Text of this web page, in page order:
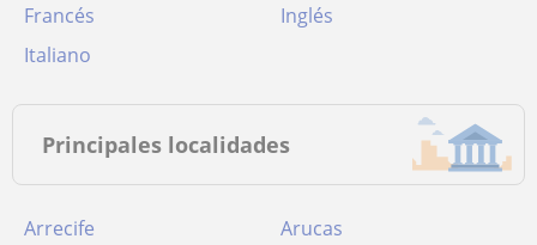
Francés
Inglés
Italiano
Principales localidades
Arrecife
Arucas